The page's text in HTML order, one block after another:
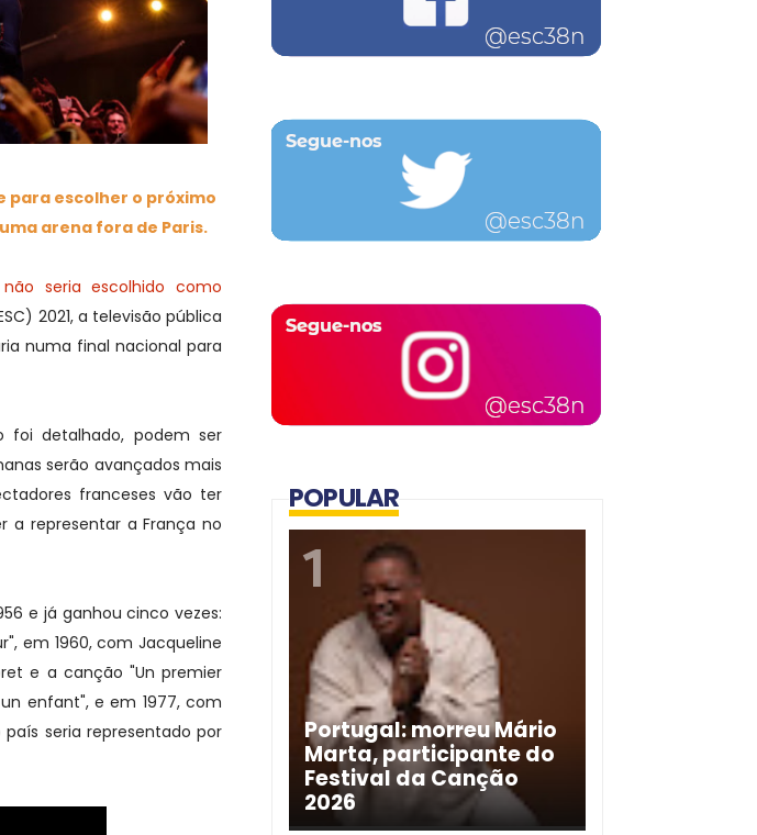
escolher o próximo
arena fora de Paris.
seria escolhido como
2021, a televisão pública
numa final nacional para
foi detalhado, podem ser
serão avançados mais
franceses vão ter
a representar a França no
e já ganhou cinco vezes:
em 1960, com Jacqueline
e a canção "Un premier
enfant", e em 1977, com
seria representado por
POPULAR
Portugal: morreu Mário
Marta, participante do
Festival da Canção
2026